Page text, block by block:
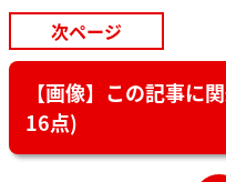
次ページ
【画像】この記事に
16点)